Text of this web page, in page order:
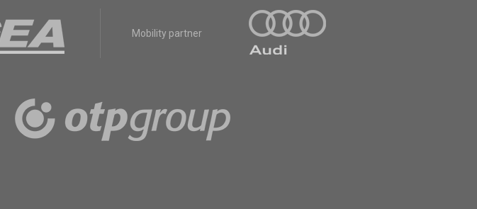
Mobility partner